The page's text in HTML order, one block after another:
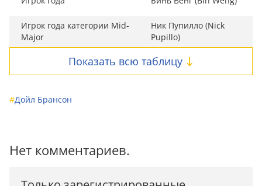
Игрок года категории Mid-
Major
Ник Пупилло (Nick
Pupillo)
Показать всю таблицу
#Дойл Брансон
Нет комментариев.